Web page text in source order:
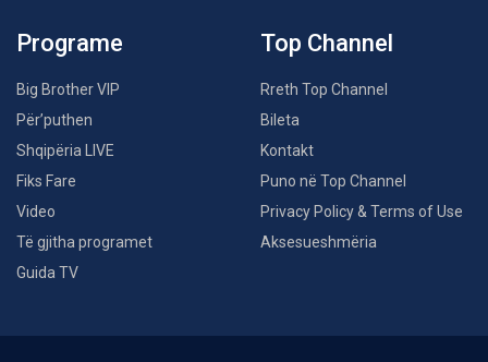
Programe
Big Brother VIP
Për’puthen
Shqipëria LIVE
Fiks Fare
Video
Të gjitha programet
Guida TV
Top Channel
Rreth Top Channel
Bileta
Kontakt
Puno në Top Channel
Privacy Policy & Terms of Use
Aksesueshmëria